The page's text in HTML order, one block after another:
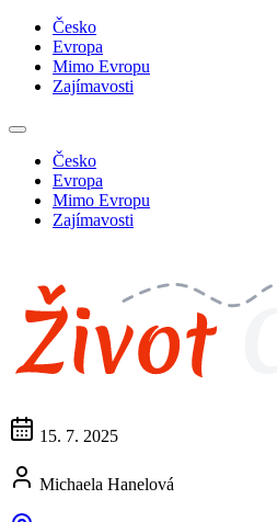
Česko
Evropa
Mimo Evropu
Zajímavosti
Česko
Evropa
Mimo Evropu
Zajímavosti
15. 7. 2025
Michaela Hanelová